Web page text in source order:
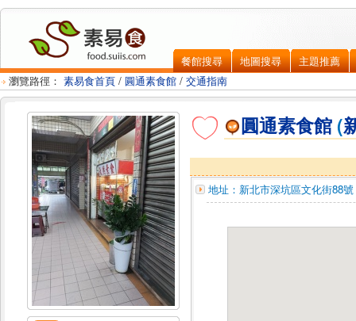
餐館搜尋 地圖搜尋
主題推薦
瀏覽路徑： 素易食首頁 / 圓通素食館 / 交通指南
圓通素食館 (
地址： 新北市深坑區文化街88號